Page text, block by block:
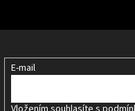
E-mail